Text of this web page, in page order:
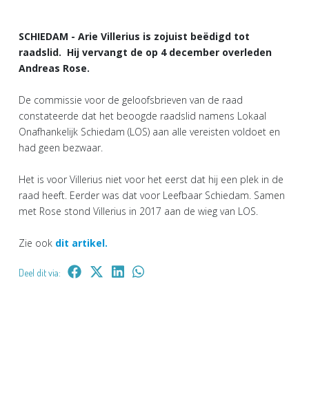
SCHIEDAM - Arie Villerius is zojuist beëdigd tot
raadslid. Hij vervangt de op 4 december overleden
Andreas Rose.
De commissie voor de geloofsbrieven van de raad
constateerde dat het beoogde raadslid namens Lokaal
Onafhankelijk Schiedam (LOS) aan alle vereisten voldoet en
had geen bezwaar.
Het is voor Villerius niet voor het eerst dat hij een plek in de
raad heeft. Eerder was dat voor Leefbaar Schiedam. Samen
met Rose stond Villerius in 2017 aan de wieg van LOS.
Zie ook dit artikel.
Deel dit via: